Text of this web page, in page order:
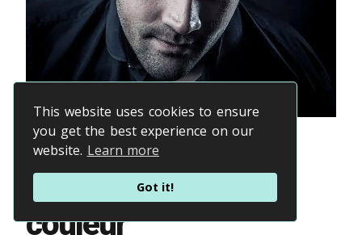
This website uses cookies to ensure
you get the best experience on our
website. Learn more
Got it!
Séance photo de
portrait visage :
couleur